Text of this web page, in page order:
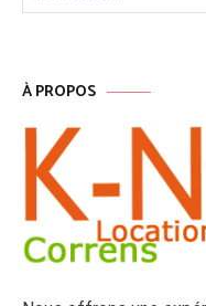
À PROPOS